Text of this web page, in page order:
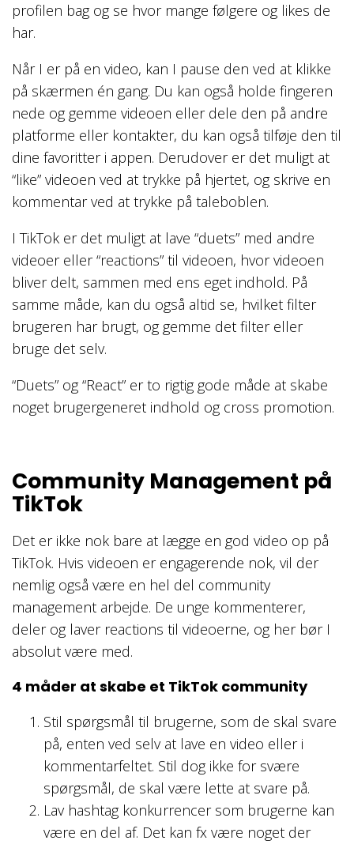
profilen bag og se hvor mange følgere og likes de
har.
Når I er på en video, kan I pause den ved at klikke
på skærmen én gang. Du kan også holde fingeren
nede og gemme videoen eller dele den på andre
platforme eller kontakter, du kan også tilføje den til
dine favoritter i appen. Derudover er det muligt at
“like” videoen ved at trykke på hjertet, og skrive en
kommentar ved at trykke på taleboblen.
I TikTok er det muligt at lave “duets” med andre
videoer eller “reactions” til videoen, hvor videoen
bliver delt, sammen med ens eget indhold. På
samme måde, kan du også altid se, hvilket filter
brugeren har brugt, og gemme det filter eller
bruge det selv.
“Duets” og “React” er to rigtig gode måde at skabe
noget brugergeneret indhold og cross promotion.
Community Management på
TikTok
Det er ikke nok bare at lægge en god video op på
TikTok. Hvis videoen er engagerende nok, vil der
nemlig også være en hel del community
management arbejde. De unge kommenterer,
deler og laver reactions til videoerne, og her bør I
absolut være med.
4 måder at skabe et TikTok community
Stil spørgsmål til brugerne, som de skal svare
på, enten ved selv at lave en video eller i
kommentarfeltet. Stil dog ikke for svære
spørgsmål, de skal være lette at svare på.
Lav hashtag konkurrencer som brugerne kan
være en del af. Det kan fx være noget der